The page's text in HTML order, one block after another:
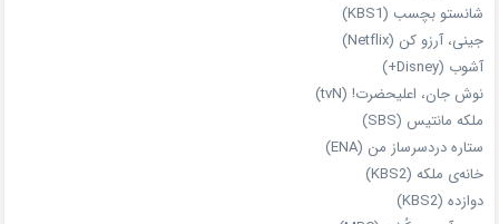
شانستو بچسب (KBS1)
جینی، آرزو کن (Netflix)
آشوب (Disney+)
نوش جان، اعلیحضرت! (tvN)
ملکه‌ مانتیس (SBS)
ستاره دردسرساز من (ENA)
خانه‌ی ملکه (KBS2)
دوازده (KBS2)